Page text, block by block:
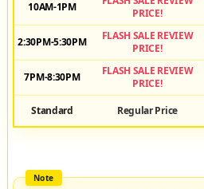
10AM-1PM
PRICE!
2:30PM-5:30PM
FLASH SALE REVIEW
PRICE!
7PM-8:30PM
FLASH SALE REVIEW
PRICE!
Standard Regular Price